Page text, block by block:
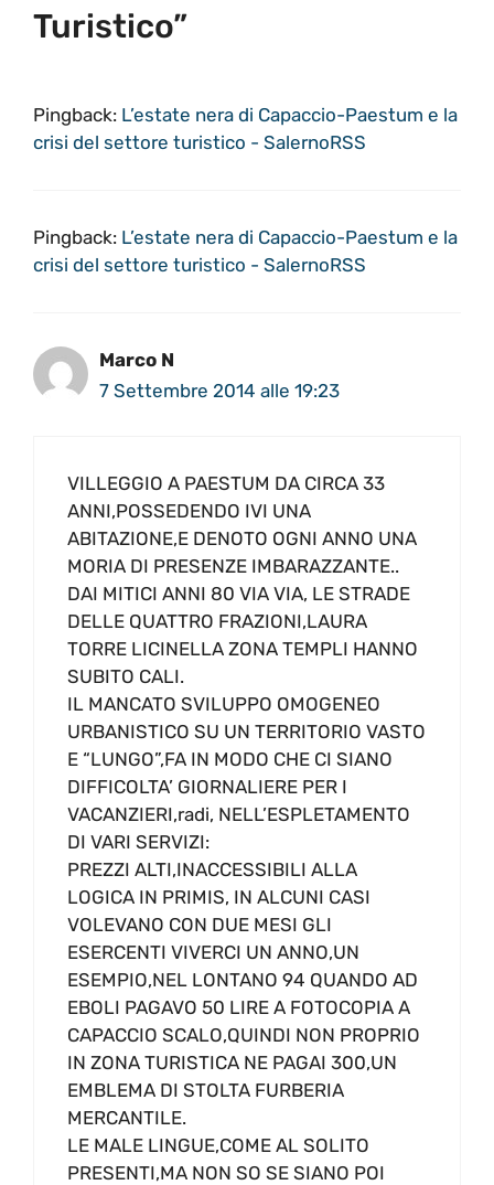
Turistico”
Pingback: L’estate nera di Capaccio-Paestum e la
crisi del settore turistico - SalernoRSS
Pingback: L’estate nera di Capaccio-Paestum e la
crisi del settore turistico - SalernoRSS
Marco N
7 Settembre 2014 alle 19:23
VILLEGGIO A PAESTUM DA CIRCA 33
ANNI,POSSEDENDO IVI UNA
ABITAZIONE,E DENOTO OGNI ANNO UNA
MORIA DI PRESENZE IMBARAZZANTE..
DAI MITICI ANNI 80 VIA VIA, LE STRADE
DELLE QUATTRO FRAZIONI,LAURA
TORRE LICINELLA ZONA TEMPLI HANNO
SUBITO CALI.
IL MANCATO SVILUPPO OMOGENEO
URBANISTICO SU UN TERRITORIO VASTO
E “LUNGO”,FA IN MODO CHE CI SIANO
DIFFICOLTA’ GIORNALIERE PER I
VACANZIERI,radi, NELL’ESPLETAMENTO
DI VARI SERVIZI:
PREZZI ALTI,INACCESSIBILI ALLA
LOGICA IN PRIMIS, IN ALCUNI CASI
VOLEVANO CON DUE MESI GLI
ESERCENTI VIVERCI UN ANNO,UN
ESEMPIO,NEL LONTANO 94 QUANDO AD
EBOLI PAGAVO 50 LIRE A FOTOCOPIA A
CAPACCIO SCALO,QUINDI NON PROPRIO
IN ZONA TURISTICA NE PAGAI 300,UN
EMBLEMA DI STOLTA FURBERIA
MERCANTILE.
LE MALE LINGUE,COME AL SOLITO
PRESENTI,MA NON SO SE SIANO POI